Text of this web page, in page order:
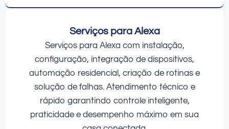
Serviços para Alexa
Serviços para Alexa com instalação,
configuração, integração de dispositivos,
automação residencial, criação de rotinas e
solução de falhas. Atendimento técnico e
rápido garantindo controle inteligente,
praticidade e desempenho máximo em sua